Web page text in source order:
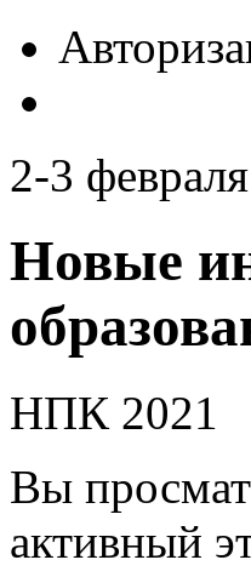
2-3
Новые
НПК 2021
Вы
активный